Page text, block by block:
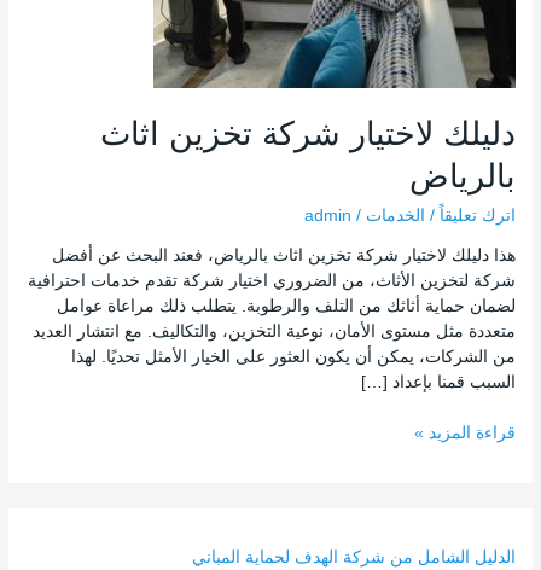
دليلك لاختيار شركة تخزين اثاث
بالرياض
اترك تعليقاً / الخدمات /
admin
هذا دليلك لاختيار شركة تخزين اثاث بالرياض، فعند البحث عن أفضل
شركة لتخزين الأثاث، من الضروري اختيار شركة تقدم خدمات احترافية
لضمان حماية أثاثك من التلف والرطوبة. يتطلب ذلك مراعاة عوامل
متعددة مثل مستوى الأمان، نوعية التخزين، والتكاليف. مع انتشار العديد
من الشركات، يمكن أن يكون العثور على الخيار الأمثل تحديًا. لهذا
السبب قمنا بإعداد […]
قراءة المزيد »
الدليل الشامل من شركة الهدف لحماية المباني